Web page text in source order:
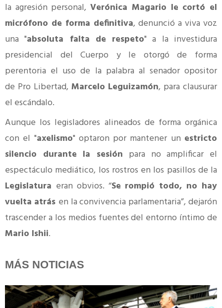
la agresión personal,Verónica Magario le cortó el
micrófono de forma definitiva, denunció a viva voz
una "absoluta falta de respeto" a la investidura
presidencial del Cuerpo y le otorgó de forma
perentoria el uso de la palabra al senador opositor
de Pro Libertad, Marcelo Leguizamón, para clausurar
el escándalo.
Aunque los legisladores alineados de forma orgánica
con el "axelismo" optaron por mantener un estricto
silencio durante la sesión para no amplificar el
espectáculo mediático, los rostros en los pasillos de la
Legislatura eran obvios. “Se rompió todo, no hay
vuelta atrás en la convivencia parlamentaria”, dejarón
trascender a los medios fuentes del entorno íntimo de
Mario Ishii.
MÁS NOTICIAS